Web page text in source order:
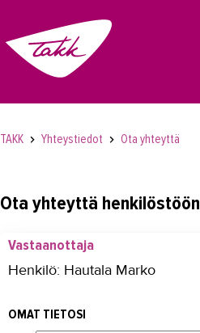
TAKK Yhteystiedot Ota yhteyttä
Ota yhteyttä henkilöstöön
Vastaanottaja
Henkilö: Hautala Marko
OMAT TIETOSI